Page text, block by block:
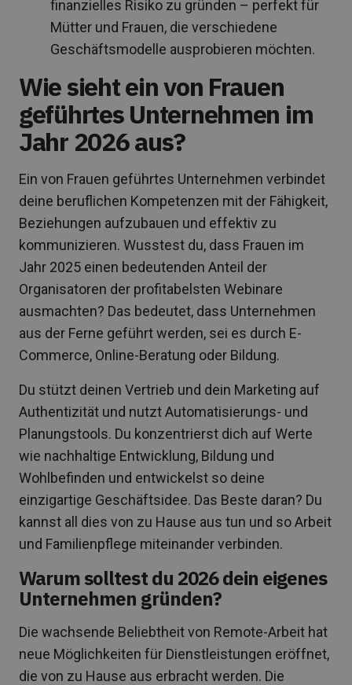
finanzielles Risiko zu gründen – perfekt für
Mütter und Frauen, die verschiedene
Geschäftsmodelle ausprobieren möchten.
Wie sieht ein von Frauen
geführtes Unternehmen im
Jahr 2026 aus?
Ein von Frauen geführtes Unternehmen verbindet
deine beruflichen Kompetenzen mit der Fähigkeit,
Beziehungen aufzubauen und effektiv zu
kommunizieren. Wusstest du, dass Frauen im
Jahr 2025 einen bedeutenden Anteil der
Organisatoren der profitabelsten Webinare
ausmachten? Das bedeutet, dass Unternehmen
aus der Ferne geführt werden, sei es durch E-
Commerce, Online-Beratung oder Bildung.
Du stützt deinen Vertrieb und dein Marketing auf
Authentizität und nutzt Automatisierungs- und
Planungstools. Du konzentrierst dich auf Werte
wie nachhaltige Entwicklung, Bildung und
Wohlbefinden und entwickelst so deine
einzigartige Geschäftsidee. Das Beste daran? Du
kannst all dies von zu Hause aus tun und so Arbeit
und Familienpflege miteinander verbinden.
Warum solltest du 2026 dein eigenes
Unternehmen gründen?
Die wachsende Beliebtheit von Remote-Arbeit hat
neue Möglichkeiten für Dienstleistungen eröffnet,
die von zu Hause aus erbracht werden. Die